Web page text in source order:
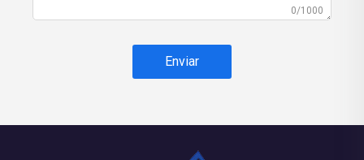
0/1000
Enviar